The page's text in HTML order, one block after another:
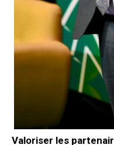
Valoriser les